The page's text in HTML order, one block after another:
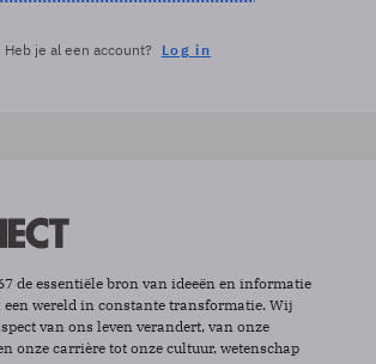
Heb je al een account? Log in
de essentiële bron van ideeën en informatie
een wereld in constante transformatie. Wij
van ons leven verandert, van onze
onze carrière tot onze cultuur, wetenschap